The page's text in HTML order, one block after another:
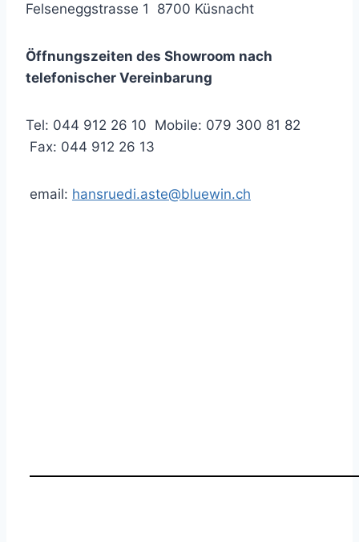
Felseneggstrasse 1 8700 Küsnacht
Öffnungszeiten des Showroom nach
telefonischer Vereinbarung
Tel: 044 912 26 10 Mobile: 079 300 81 82
Fax: 044 912 26 13
email: hansruedi.aste@bluewin.ch